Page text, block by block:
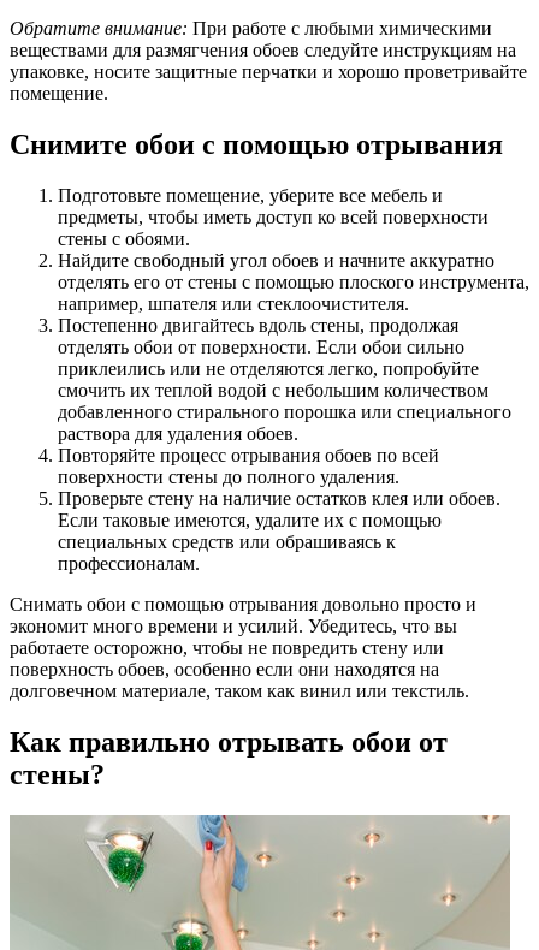
Обратите внимание: При работе с любыми химическими
веществами для размягчения обоев следуйте инструкциям на
упаковке, носите защитные перчатки и хорошо проветривайте
помещение.
Снимите обои с помощью отрывания
Подготовьте помещение, уберите все мебель и
предметы, чтобы иметь доступ ко всей поверхности
стены с обоями.
Найдите свободный угол обоев и начните аккуратно
отделять его от стены с помощью плоского инструмента,
например, шпателя или стеклоочистителя.
Постепенно двигайтесь вдоль стены, продолжая
отделять обои от поверхности. Если обои сильно
приклеились или не отделяются легко, попробуйте
смочить их теплой водой с небольшим количеством
добавленного стирального порошка или специального
раствора для удаления обоев.
Повторяйте процесс отрывания обоев по всей
поверхности стены до полного удаления.
Проверьте стену на наличие остатков клея или обоев.
Если таковые имеются, удалите их с помощью
специальных средств или обрашиваясь к
профессионалам.
Снимать обои с помощью отрывания довольно просто и
экономит много времени и усилий. Убедитесь, что вы
работаете осторожно, чтобы не повредить стену или
поверхность обоев, особенно если они находятся на
долговечном материале, таком как винил или текстиль.
Как правильно отрывать обои от
стены?